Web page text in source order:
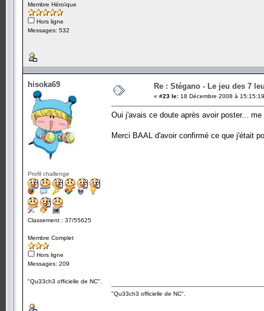
Membre Héroïque
Hors ligne
Messages: 532
hisoka69
Profil challenge
Classement : 37/55625
Membre Complet
Hors ligne
Messages: 209
"Qu33ch3 officielle de NC".
Re : Stégano - Le jeu des 7
« #23 le: 18 Décembre 2008 à
Oui j'avais ce doute après avoir poster...
Merci BAAL d'avoir confirmé ce que j'était
"Qu33ch3 officielle de NC".